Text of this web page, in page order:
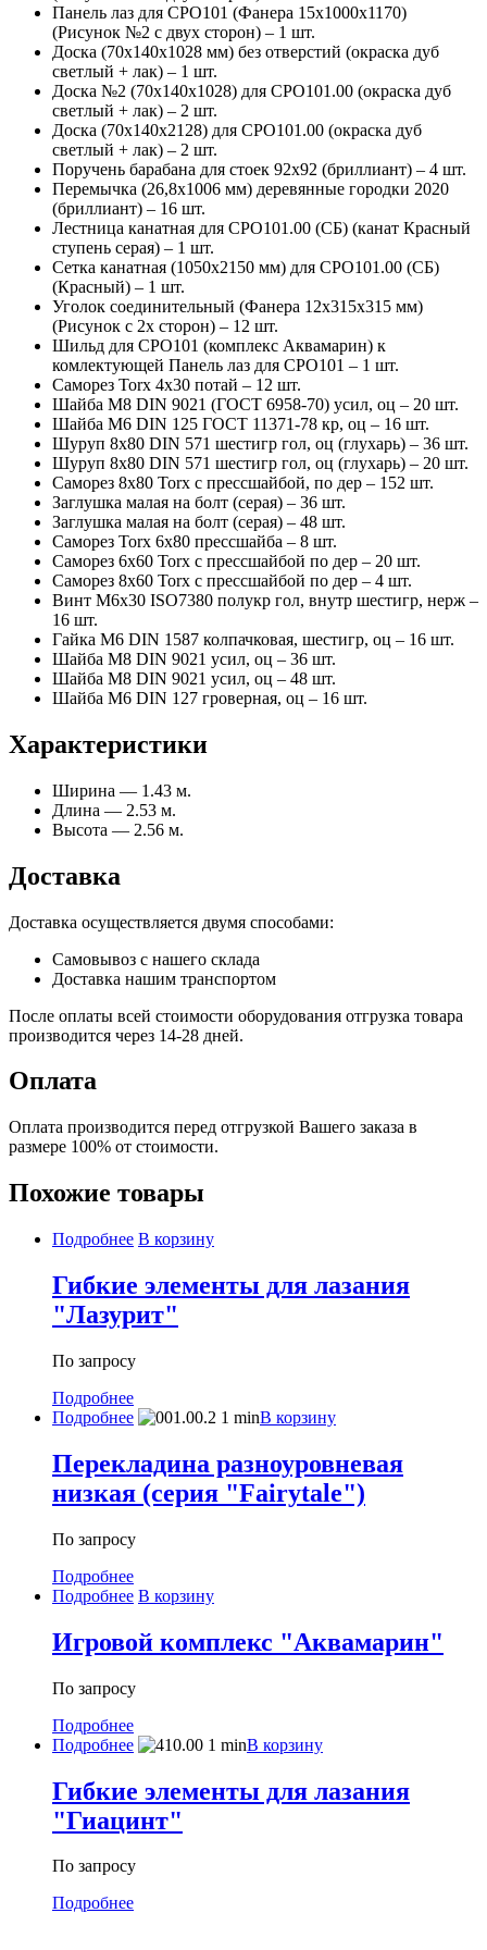
Панель лаз для СРО101 (Фанера 15х1000х1170)
(Рисунок №2 с двух сторон) – 1 шт.
Доска (70х140х1028 мм) без отверстий (окраска дуб
светлый + лак) – 1 шт.
Доска №2 (70х140х1028) для СРО101.00 (окраска дуб
светлый + лак) – 2 шт.
Доска (70х140х2128) для СРО101.00 (окраска дуб
светлый + лак) – 2 шт.
Поручень барабана для стоек 92х92 (бриллиант) – 4 шт.
Перемычка (26,8х1006 мм) деревянные городки 2020
(бриллиант) – 16 шт.
Лестница канатная для СРО101.00 (СБ) (канат Красный
ступень серая) – 1 шт.
Сетка канатная (1050х2150 мм) для СРО101.00 (СБ)
(Красный) – 1 шт.
Уголок соединительный (Фанера 12х315х315 мм)
(Рисунок с 2х сторон) – 12 шт.
Шильд для СРО101 (комплекс Аквамарин) к
комлектующей Панель лаз для СРО101 – 1 шт.
Саморез Torx 4х30 потай – 12 шт.
Шайба М8 DIN 9021 (ГОСТ 6958-70) усил, оц – 20 шт.
Шайба М6 DIN 125 ГОСТ 11371-78 кр, оц – 16 шт.
Шуруп 8х80 DIN 571 шестигр гол, оц (глухарь) – 36 шт.
Шуруп 8х80 DIN 571 шестигр гол, оц (глухарь) – 20 шт.
Саморез 8х80 Torx с прессшайбой, по дер – 152 шт.
Заглушка малая на болт (серая) – 36 шт.
Заглушка малая на болт (серая) – 48 шт.
Саморез Torx 6х80 прессшайба – 8 шт.
Саморез 6х60 Torx с прессшайбой по дер – 20 шт.
Саморез 8х60 Torx с прессшайбой по дер – 4 шт.
Винт М6х30 ISO7380 полукр гол, внутр шестигр, нерж –
16 шт.
Гайка М6 DIN 1587 колпачковая, шестигр, оц – 16 шт.
Шайба М8 DIN 9021 усил, оц – 36 шт.
Шайба М8 DIN 9021 усил, оц – 48 шт.
Шайба М6 DIN 127 гроверная, оц – 16 шт.
Характеристики
Ширина — 1.43 м.
Длина — 2.53 м.
Высота — 2.56 м.
Доставка
Доставка осуществляется двумя способами:
Самовывоз с нашего склада
Доставка нашим транспортом
После оплаты всей стоимости оборудования отгрузка товара
производится через 14-28 дней.
Оплата
Оплата производится перед отгрузкой Вашего заказа в
размере 100% от стоимости.
Похожие товары
Подробнее В корзину
Гибкие элементы для лазания
"Лазурит"
По запросу
Подробнее
Подробнее
В корзину
Перекладина разноуровневая
низкая (серия "Fairytale")
По запросу
Подробнее
Подробнее В корзину
Игровой комплекс "Аквамарин"
По запросу
Подробнее
Подробнее
В корзину
Гибкие элементы для лазания
"Гиацинт"
По запросу
Подробнее